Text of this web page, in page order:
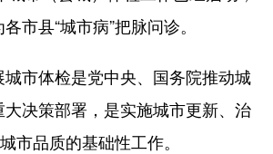
市县“城市病”把脉问诊。
市体检是党中央、国务院推动城
决策部署，是实施城市更新、治
市品质的基础性工作。